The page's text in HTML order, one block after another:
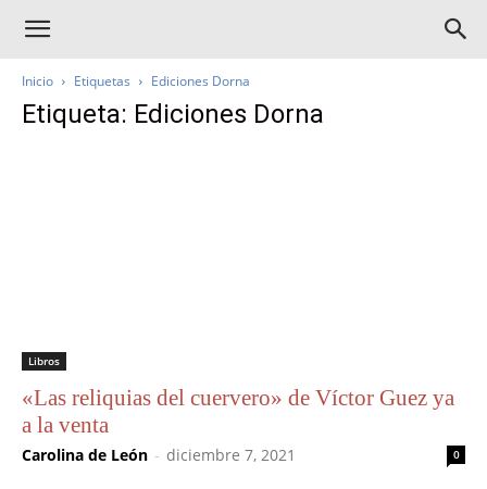
Inicio Etiquetas Ediciones Dorna
Etiqueta: Ediciones Dorna
Libros
«Las reliquias del cuervero» de Víctor Guez ya
a la venta
Carolina de León - diciembre 7, 2021 0